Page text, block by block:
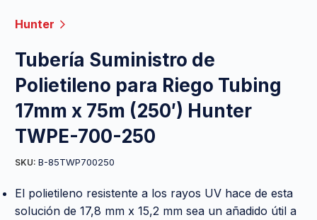
Hunter
Tubería Suministro de
Polietileno para Riego Tubing
17mm x 75m (250′) Hunter
TWPE-700-250
SKU: B-85TWP700250
El polietileno resistente a los rayos UV hace de esta
solución de 17,8 mm x 15,2 mm sea un añadido útil a